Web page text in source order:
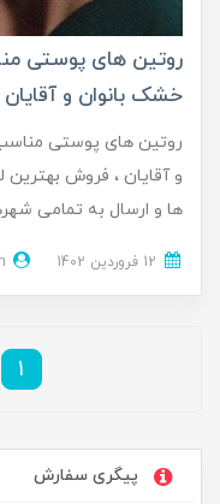
روتین های پوستی
خشک بانوان و آقایان
روتین های پوستی
و آقایان ، فروش
ها و ارسال به تمامی
1
پیگری سفارش